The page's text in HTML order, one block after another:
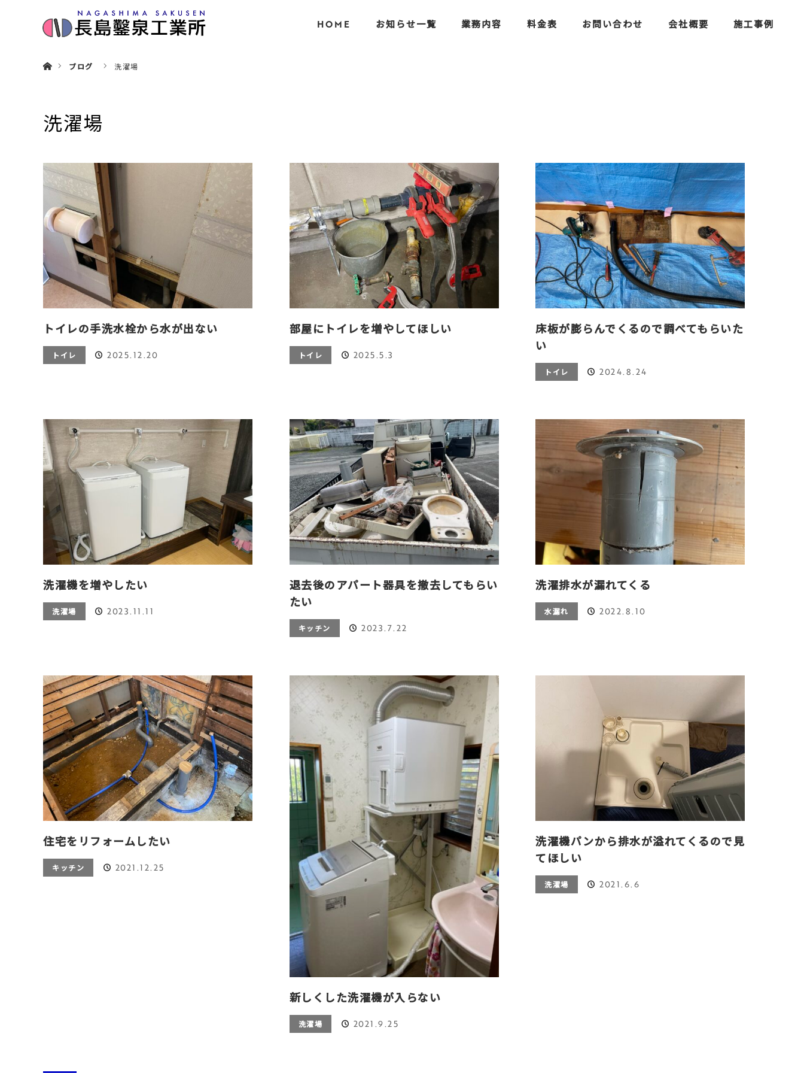
HOME お知らせ一覧 業務内容 料金表 お問い合わせ 会社概要 施工事例
ブログ
洗濯場
洗濯場
トイレの手洗水栓から水が出ない
トイレ 2025.12.20
部屋にトイレを増やしてほしい
トイレ 2025.5.3
床板が膨らんでくるので調べてもらいた
い
トイレ 2024.8.24
洗濯機を増やしたい
洗濯場 2023.11.11
退去後のアパート器具を撤去してもらい
たい
キッチン 2023.7.22
洗濯排水が漏れてくる
水漏れ 2022.8.10
住宅をリフォームしたい
キッチン 2021.12.25
新しくした洗濯機が入らない
洗濯場 2021.9.25
洗濯機パンから排水が溢れてくるので見
てほしい
洗濯場 2021.6.6